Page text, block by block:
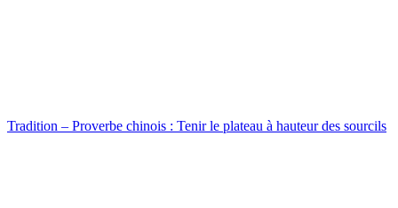
Tradition – Proverbe chinois : Tenir le plateau à hauteur des sourcils